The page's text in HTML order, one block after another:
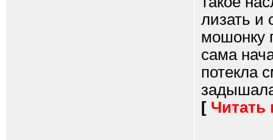
лизать и
мошонку
сама
потекла
[ Читать